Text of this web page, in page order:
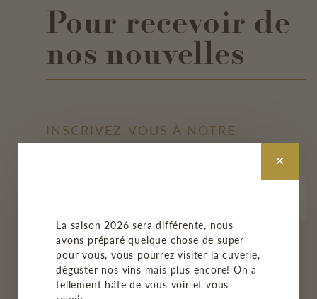
Pour recevoir de
nos nouvelles
INSCRIVEZ-VOUS À NOTRE
M'INSCRIRE
La saison 2026 sera différente, nous
avons préparé quelque chose de super
pour vous, vous pourrez visiter la cuverie,
déguster nos vins mais plus encore! On a
tellement hâte de vous voir et vous